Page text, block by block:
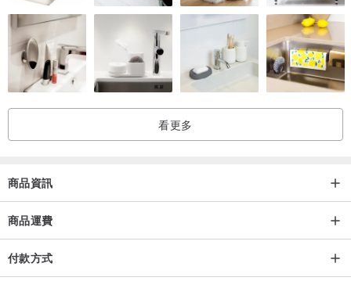
看更多
商品資訊
商品運費
付款方式